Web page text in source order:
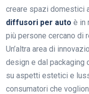
creare spazi domestici
diffusori per auto è in
più persone cercano di
Un’altra area di
design e dal packaging
su aspetti estetici e
consumatori che